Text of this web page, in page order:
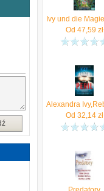
Od 47,59 zł
Od 32,14zł